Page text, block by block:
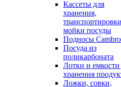
Кассеты для
хранения,
мойки посуды
Подносы Cambro
Посуда из
поликарбоната
Лотки и емкости
хранения
Ложки, совки,